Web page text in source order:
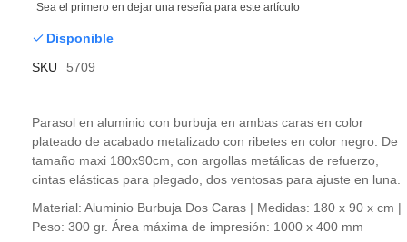
Sea el primero en dejar una reseña para este artículo
Disponible
SKU
5709
Parasol en aluminio con burbuja en ambas caras en color
plateado de acabado metalizado con ribetes en color negro. De
tamaño maxi 180x90cm, con argollas metálicas de refuerzo,
cintas elásticas para plegado, dos ventosas para ajuste en luna.
Material: Aluminio Burbuja Dos Caras | Medidas: 180 x 90 x cm |
Peso: 300 gr. Área máxima de impresión: 1000 x 400 mm